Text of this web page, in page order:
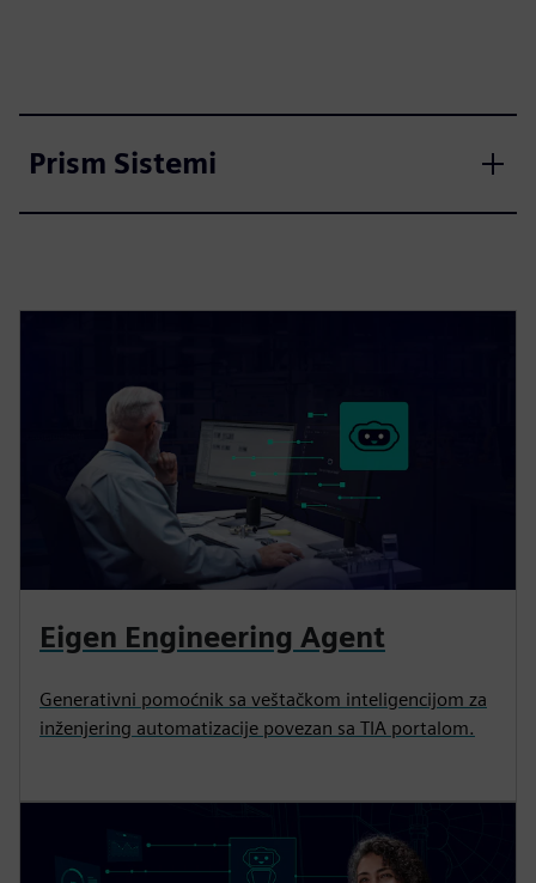
Prism Sistemi
Eigen Engineering Agent
Generativni pomoćnik sa veštačkom inteligencijom za
inženjering automatizacije povezan sa TIA portalom.